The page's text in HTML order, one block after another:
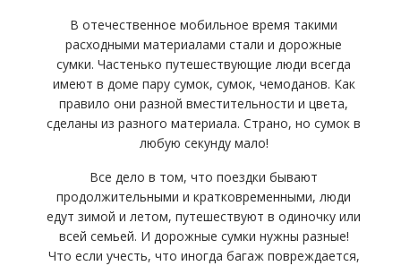
В отечественное мобильное время такими
расходными материалами стали и дорожные
сумки. Частенько путешествующие люди всегда
имеют в доме пару сумок, сумок, чемоданов. Как
правило они разной вместительности и цвета,
сделаны из разного материала. Страно, но сумок в
любую секунду мало!
Все дело в том, что поездки бывают
продолжительными и кратковременными, люди
едут зимой и летом, путешествуют в одиночку или
всей семьей. И дорожные сумки нужны разные!
Что если учесть, что иногда багаж повреждается,